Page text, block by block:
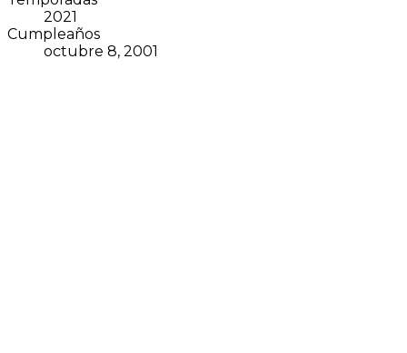
2021
Cumpleaños
octubre 8, 2001